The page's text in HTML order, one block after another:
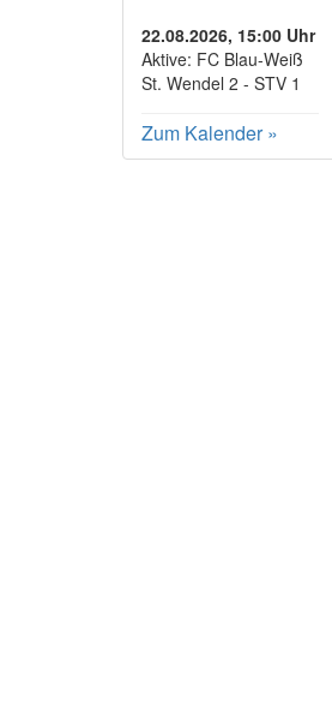
22.08.2026, 15:00 Uhr
Aktive: FC Blau-Weiß
St. Wendel 2 - STV 1
Zum Kalender »